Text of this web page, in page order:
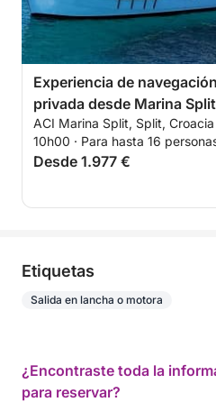
Experiencia de navegación
privada desde Marina
Podstrana hasta la isla de
ACI Marina Split, Split, Croacia
10h00 · Para hasta 16
Desde 1.977 €
Etiquetas
Salida en lancha o motora
¿Encontraste toda la
para reservar?